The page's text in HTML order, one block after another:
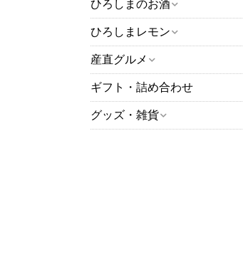
ひろしまのお酒
ひろしまレモン
産直グルメ
ギフト・詰め合わせ
グッズ・雑貨